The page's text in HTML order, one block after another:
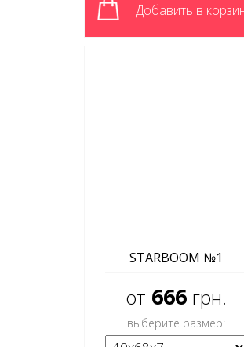
Добавить в
STARBOOM №1
от 666 грн.
выберите размер: